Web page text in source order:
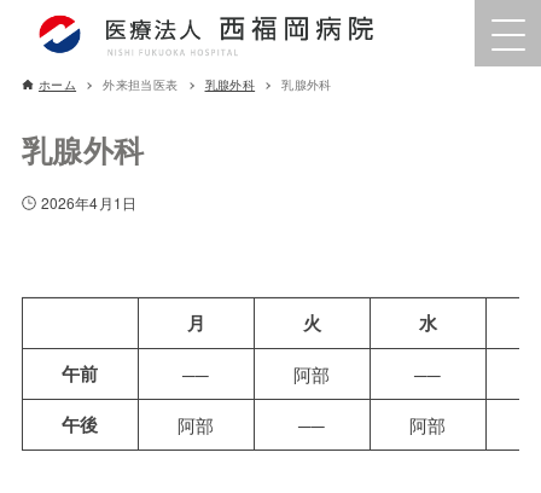
ホーム 外来担当医表 乳腺外科 乳腺外科
乳腺外科
2026年4月1日
月 火 水
午前
── 阿部 ──
午後
阿部 ── 阿部